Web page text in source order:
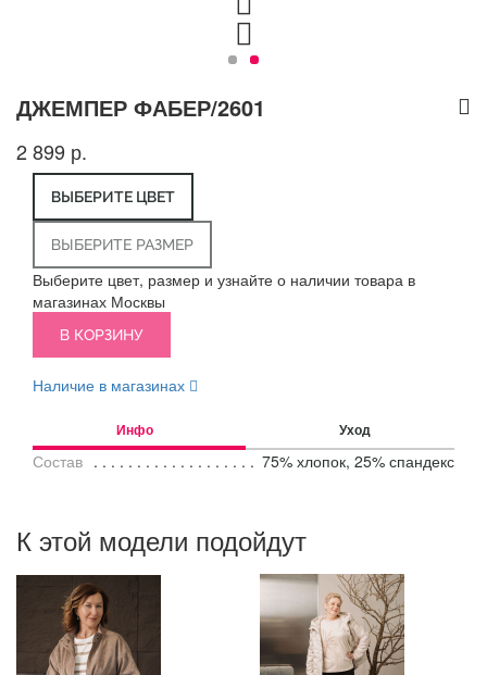
ДЖЕМПЕР ФАБЕР/2601
2 899 р.
ВЫБЕРИТЕ ЦВЕТ
ВЫБЕРИТЕ РАЗМЕР
Выберите цвет, размер и узнайте о наличии товара в
магазинах Москвы
В КОРЗИНУ
Наличие в магазинах
Инфо Уход
Состав 75% хлопок, 25% спандекс
К этой модели подойдут